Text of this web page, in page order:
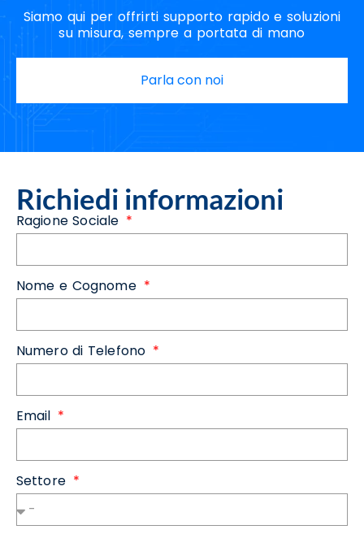
Siamo qui per offrirti supporto rapido e soluzioni
su misura, sempre a portata di mano
Parla con noi
Richiedi informazioni
Ragione Sociale
Nome e Cognome
Numero di Telefono
Email
Settore